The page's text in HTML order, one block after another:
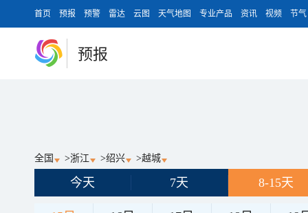
首页 预报 预警 雷达 云图 天气地图 专业产品 资讯 视频 节气
预报
全国 >浙江 >绍兴 >越城
今天 7天 8-15天